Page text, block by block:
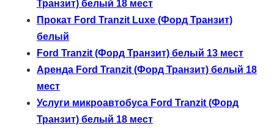
Транзит) белый 18 мест
Прокат Ford Tranzit Luxe (Форд Транзит)
белый
Ford Tranzit (Форд Транзит) белый 13 мест
Аренда Ford Tranzit (Форд Транзит) белый 18
мест
Услуги микроавтобуса Ford Tranzit (Форд
Транзит) белый 18 мест